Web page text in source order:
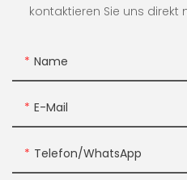
kontaktieren Sie uns direkt
Name
E-Mail
Telefon/WhatsApp